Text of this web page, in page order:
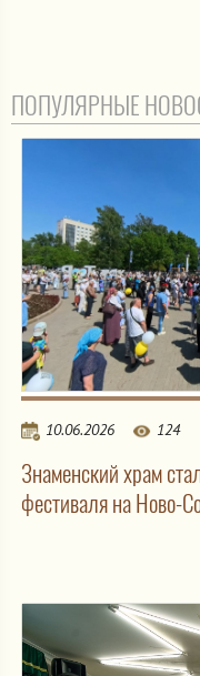
ПОПУЛЯРНЫЕ
10.06.2026 124
Знаменский храм
фестиваля на Ново-